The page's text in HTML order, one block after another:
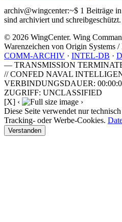
archiv@wingcenter:~$ 1 Beiträge
sind archiviert und schreibgeschützt.
© 2026 WingCenter. Wing
Warenzeichen von Origin Systems
COMM-ARCHIV · INTEL-DB ·
— TRANSMISSION
// CONFED NAVAL
VERBINDUNGSDAUER:
ZUGRIFF: UNCLASSIFIED
[X] ‹
›
Diese Seite verwendet nur
Tracking- oder Werbe-Cookies.
Verstanden